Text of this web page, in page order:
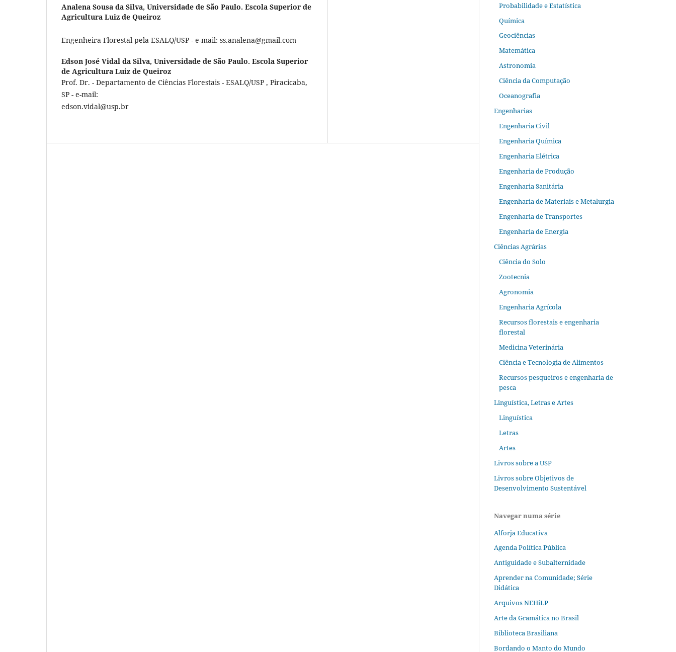
Analena Sousa da Silva, Universidade de São Paulo. Escola Superior de
Agricultura Luiz de Queiroz
Engenheira Florestal pela ESALQ/USP - e-mail: ss.analena@gmail.com
Edson José Vidal da Silva, Universidade de São Paulo. Escola Superior
de Agricultura Luiz de Queiroz
Prof. Dr. - Departamento de Ciências Florestais - ESALQ/USP , Piracicaba,
SP - e-mail:
edson.vidal@usp.br
Probabilidade e Estatística
Química
Geociências
Matemática
Astronomia
Ciência da Computação
Oceanografia
Engenharias
Engenharia Civil
Engenharia Química
Engenharia Elétrica
Engenharia de Produção
Engenharia Sanitária
Engenharia de Materiais e Metalurgia
Engenharia de Transportes
Engenharia de Energia
Ciências Agrárias
Ciência do Solo
Zootecnia
Agronomia
Engenharia Agrícola
Recursos florestais e engenharia
florestal
Medicina Veterinária
Ciência e Tecnologia de Alimentos
Recursos pesqueiros e engenharia de
pesca
Linguística, Letras e Artes
Linguística
Letras
Artes
Livros sobre a USP
Livros sobre Objetivos de
Desenvolvimento Sustentável
Navegar numa série
Alforja Educativa
Agenda Política Pública
Antiguidade e Subalternidade
Aprender na Comunidade; Série
Didática
Arquivos NEHiLP
Arte da Gramática no Brasil
Biblioteca Brasiliana
Bordando o Manto do Mundo